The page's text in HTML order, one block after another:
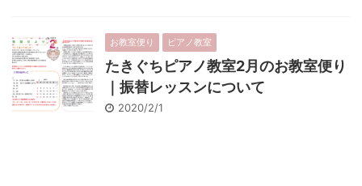
お教室便り ピアノ教室
たきぐちピアノ教室2月のお教室便り
｜振替レッスンについて
2020/2/1